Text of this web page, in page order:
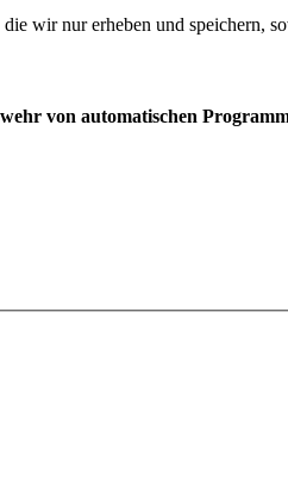
wir nur erheben und
von automatischen